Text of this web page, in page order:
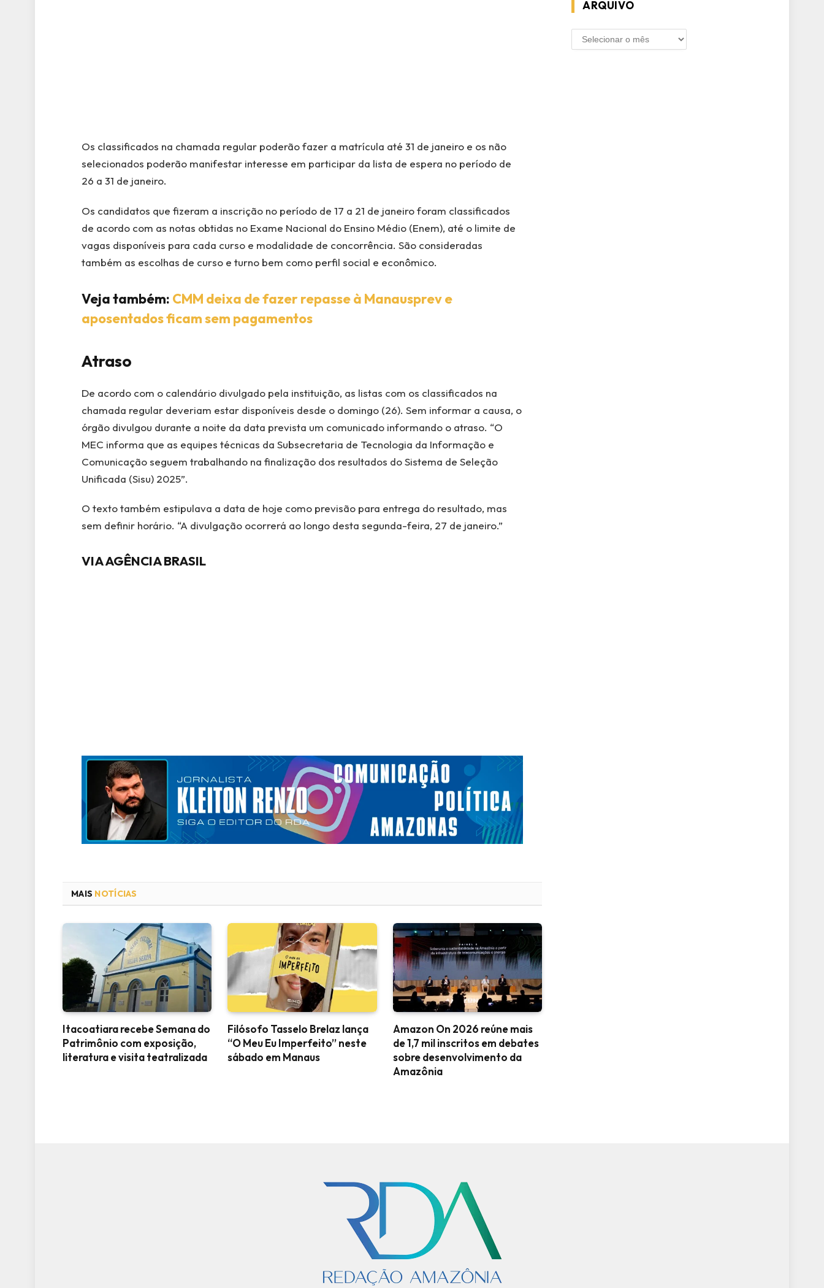
Os classificados na chamada regular poderão fazer a matrícula até 31 de janeiro e os não
selecionados poderão manifestar interesse em participar da lista de espera no período de
26 a 31 de janeiro.
Os candidatos que fizeram a inscrição no período de 17 a 21 de janeiro foram classificados
de acordo com as notas obtidas no Exame Nacional do Ensino Médio (Enem), até o limite de
vagas disponíveis para cada curso e modalidade de concorrência. São consideradas
também as escolhas de curso e turno bem como perfil social e econômico.
Veja também: CMM deixa de fazer repasse à Manausprev e
aposentados ficam sem pagamentos
Atraso
De acordo com o calendário divulgado pela instituição, as listas com os classificados na
chamada regular deveriam estar disponíveis desde o domingo (26). Sem informar a causa, o
órgão divulgou durante a noite da data prevista um comunicado informando o atraso. “O
MEC informa que as equipes técnicas da Subsecretaria de Tecnologia da Informação e
Comunicação seguem trabalhando na finalização dos resultados do Sistema de Seleção
Unificada (Sisu) 2025”.
O texto também estipulava a data de hoje como previsão para entrega do resultado, mas
sem definir horário. “A divulgação ocorrerá ao longo desta segunda-feira, 27 de janeiro.”
VIA AGÊNCIA BRASIL
MAIS NOTÍCIAS
Itacoatiara recebe Semana do
Patrimônio com exposição,
literatura e visita teatralizada
Filósofo Tasselo Brelaz lança
“O Meu Eu Imperfeito” neste
sábado em Manaus
Amazon On 2026 reúne mais
de 1,7 mil inscritos em debates
sobre desenvolvimento da
Amazônia
ARQUIVO
ARQUIVO